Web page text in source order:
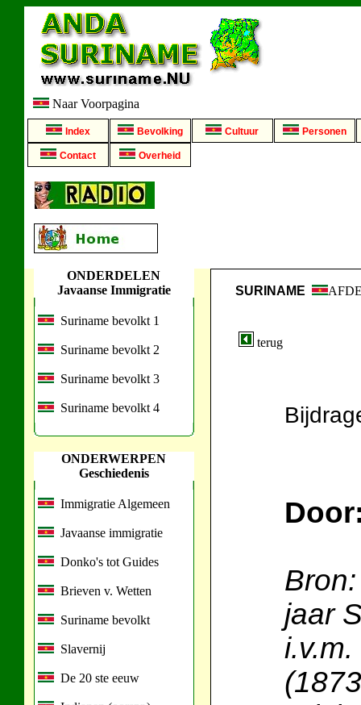
Naar Voorpagina
Index Bevolking Cultuur Personen
Contact Overheid
ONDERDELEN
Javaanse Immigratie
Suriname bevolkt 1
Suriname bevolkt 2
Suriname bevolkt 3
Suriname bevolkt 4
ONDERWERPEN
Geschiedenis
Immigratie Algemeen
Javaanse immigratie
Donko's tot Guides
Brieven v. Wetten
Suriname bevolkt
Slavernij
De 20 ste eeuw
SURINAME
terug
jaar